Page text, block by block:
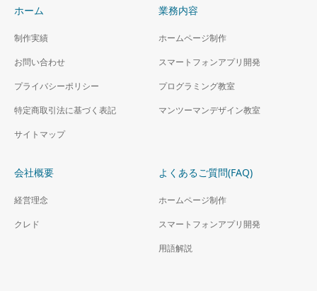
ホーム
制作実績
お問い合わせ
プライバシーポリシー
特定商取引法に基づく表記
サイトマップ
業務内容
ホームページ制作
スマートフォンアプリ開発
プログラミング教室
マンツーマンデザイン教室
会社概要
経営理念
クレド
よくあるご質問(FAQ)
ホームページ制作
スマートフォンアプリ開発
用語解説